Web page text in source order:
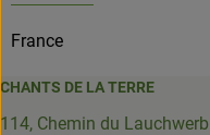
France
CHANTS DE LA TERRE
114, Chemin du Lauchwerb